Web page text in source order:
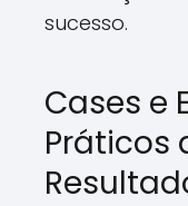
sucesso.
Cases e
Práticos